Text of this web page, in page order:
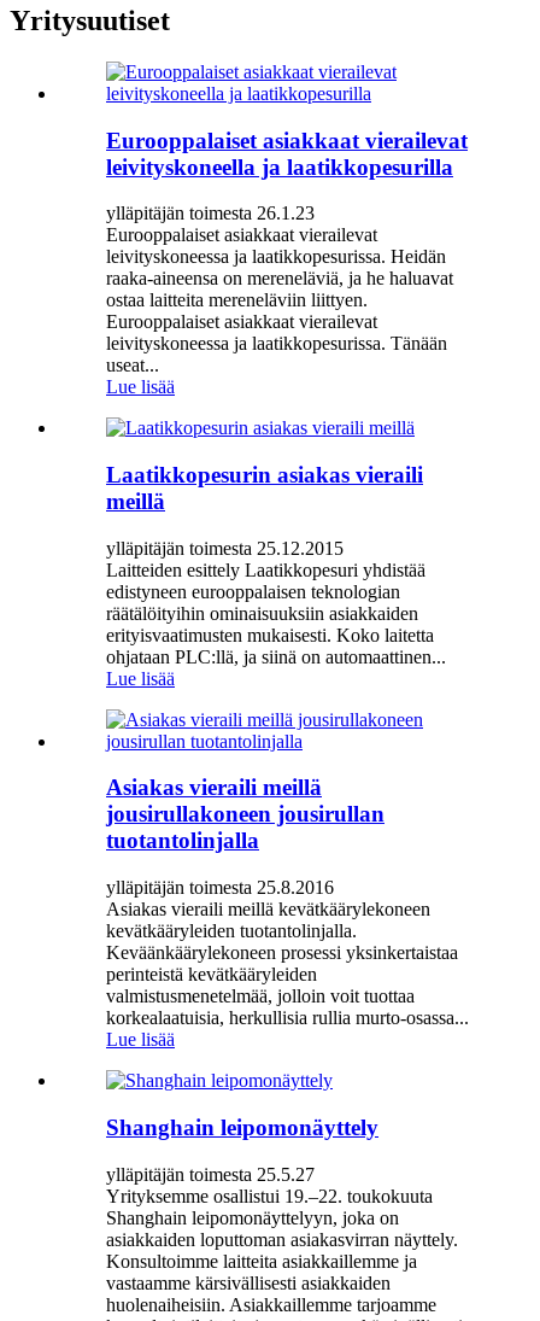
Yritysuutiset
Eurooppalaiset asiakkaat vierailevat
leivityskoneella ja laatikkopesurilla
ylläpitäjän toimesta 26.1.23
Eurooppalaiset asiakkaat vierailevat
leivityskoneessa ja laatikkopesurissa. Heidän
raaka-aineensa on mereneläviä, ja he haluavat
ostaa laitteita mereneläviin liittyen.
Eurooppalaiset asiakkaat vierailevat
leivityskoneessa ja laatikkopesurissa. Tänään
useat...
Lue lisää
Laatikkopesurin asiakas vieraili
meillä
ylläpitäjän toimesta 25.12.2015
Laitteiden esittely Laatikkopesuri yhdistää
edistyneen eurooppalaisen teknologian
räätälöityihin ominaisuuksiin asiakkaiden
erityisvaatimusten mukaisesti. Koko laitetta
ohjataan PLC:llä, ja siinä on automaattinen...
Lue lisää
Asiakas vieraili meillä
jousirullakoneen jousirullan
tuotantolinjalla
ylläpitäjän toimesta 25.8.2016
Asiakas vieraili meillä kevätkäärylekoneen
kevätkääryleiden tuotantolinjalla.
Keväänkäärylekoneen prosessi yksinkertaistaa
perinteistä kevätkääryleiden
valmistusmenetelmää, jolloin voit tuottaa
korkealaatuisia, herkullisia rullia murto-osassa...
Lue lisää
Shanghain leipomonäyttely
ylläpitäjän toimesta 25.5.27
Yrityksemme osallistui 19.–22. toukokuuta
Shanghain leipomonäyttelyyn, joka on
asiakkaiden loputtoman asiakasvirran näyttely.
Konsultoimme laitteita asiakkaillemme ja
vastaamme kärsivällisesti asiakkaiden
huolenaiheisiin. Asiakkaillemme tarjoamme